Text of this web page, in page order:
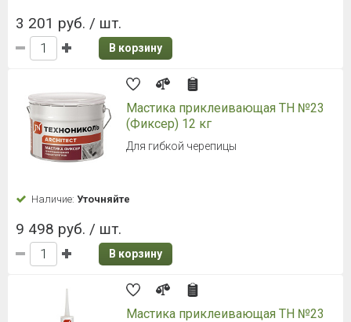
3 201 руб. / шт.
В корзину
Мастика приклеивающая ТН №23
(Фиксер) 12 кг
Для гибкой черепицы
Наличие: Уточняйте
9 498 руб. / шт.
В корзину
Мастика приклеивающая ТН №23